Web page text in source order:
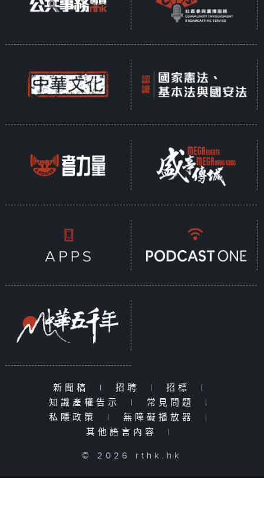
新聞稿 | 招聘 | 招標
|
知識產權告示
| 常見問題
|
私隱政策
| 無障礙播放器
|
其他語言內容
|
© 2026 rthk.hk